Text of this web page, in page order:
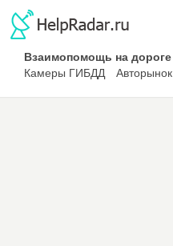
Взаимопомощь на дороге
Камеры ГИБДД
Авторынок